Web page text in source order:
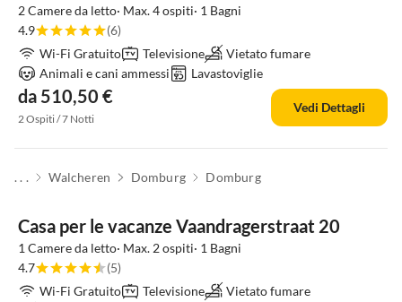
2 Camere da letto· Max. 4 ospiti· 1 Bagni
4.9
(6)
Wi-Fi Gratuito
Televisione
Vietato fumare
Animali e cani ammessi
Lavastoviglie
da 510,50 €
2 Ospiti / 7 Notti
Vedi Dettagli
. . . Walcheren Domburg Domburg
Casa per le vacanze Vaandragerstraat 20
1 Camere da letto· Max. 2 ospiti· 1 Bagni
4.7
(5)
Wi-Fi Gratuito
Televisione
Vietato fumare